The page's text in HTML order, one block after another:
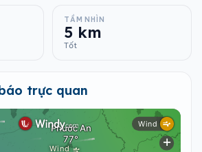
TẦM NHÌN
5 km
Tốt
trực quan